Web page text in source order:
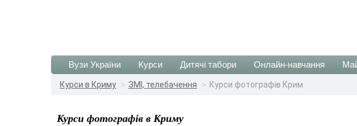
Вузи України Курси Дитячі табори Онлайн-навчання
Курси в Криму ЗМІ, телебачення Курси фотографів Крим
Курси фотографів в Криму